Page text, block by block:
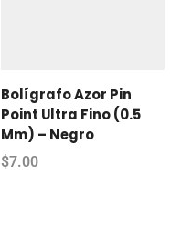
Bolígrafo Azor Pin
Point Ultra Fino (0.5
Mm) – Negro
$7.00